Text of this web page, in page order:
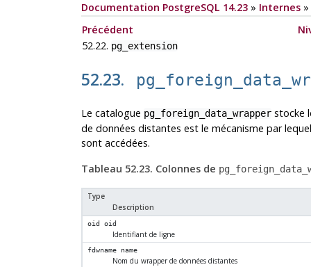
Documentation PostgreSQL 14.23» Internes»
Précédent
52.22. pg_extension
52.23.
Le catalogue pg_foreign_data_wrapperstocke
de données distantes est le mécanisme par
sont accédées.
Tableau 52.23. Colonnes de
Type
Description
oid oid
Identifiant de ligne
fdwname name
Nom du wrapper de données distantes